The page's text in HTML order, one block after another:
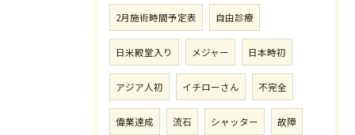
2月施術時間予定表 自由診療
日米殿堂入り メジャー 日本時初
アジア人初 イチローさん 不完全
偉業達成 流石 シャッター 故障